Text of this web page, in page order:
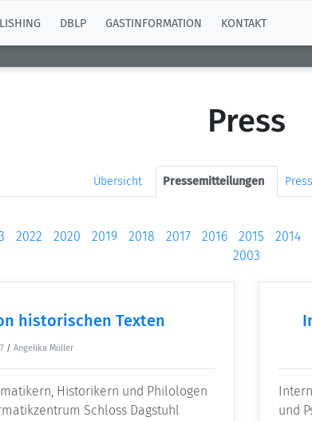
DBLP GASTINFORMATION KONTAKT
Press
Übersicht Pressemitteilungen
2022 2020 2019 2018 2017 2016 2015 2014
2003
historischen Texten
/ Angelika Müller
Historikern und Philologen
Schloss Dagstuhl
und